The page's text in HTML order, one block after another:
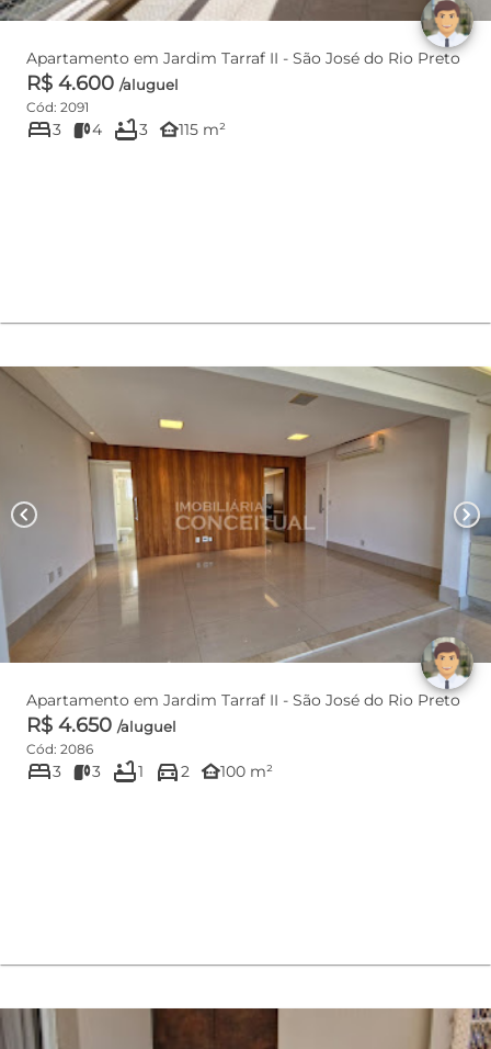
Apartamento em Jardim Tarraf II - São José do Rio Preto
R$ 4.600 /aluguel
Cód: 2091
bed3 4 bathtub3 other_houses115 m²
chevron_left chevron_right
Apartamento em Jardim Tarraf II - São José do Rio Preto
R$ 4.650 /aluguel
Cód: 2086
bed3 3 bathtub1 directions_car2 other_houses100 m²